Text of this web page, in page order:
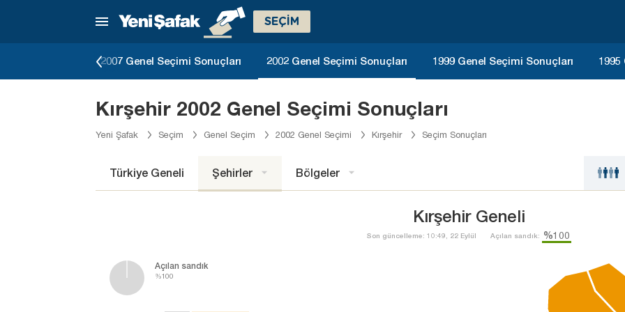
SEÇİM
2007 Genel Seçimi Sonuçları 2002 Genel Seçimi Sonuçları 1999 Genel Seçimi Sonuçları
Kırşehir 2002 Genel Seçimi Sonuçları
Yeni Şafak Seçim Genel Seçim 2002 Genel Seçimi Kırşehir Seçim Sonuçları
Türkiye Geneli Şehirler Bölgeler
Kırşehir Geneli
Son güncelleme: 10:49, 22 Eylül Açılan sandık: %100
Açılan sandık
%100